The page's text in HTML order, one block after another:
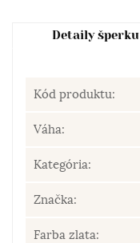
Detaily šperku
Kód produktu:
Váha:
Kategória:
Značka:
Farba zlata: